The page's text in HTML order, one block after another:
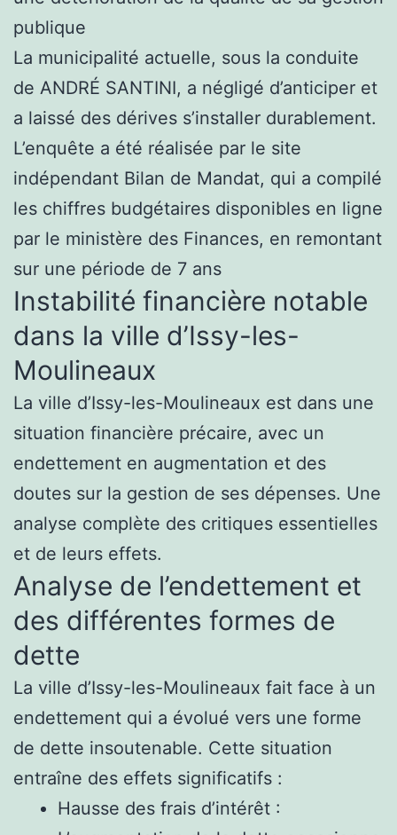
publique
La municipalité actuelle, sous la conduite
de ANDRÉ SANTINI, a négligé d’anticiper et
a laissé des dérives s’installer durablement.
L’enquête a été réalisée par le site
indépendant Bilan de Mandat, qui a compilé
les chiffres budgétaires disponibles en ligne
par le ministère des Finances, en remontant
sur une période de 7 ans
Instabilité financière notable
dans la ville d’Issy-les-
Moulineaux
La ville d’Issy-les-Moulineaux est dans une
situation financière précaire, avec un
endettement en augmentation et des
doutes sur la gestion de ses dépenses. Une
analyse complète des critiques essentielles
et de leurs effets.
Analyse de l’endettement et
des différentes formes de
dette
La ville d’Issy-les-Moulineaux fait face à un
endettement qui a évolué vers une forme
de dette insoutenable. Cette situation
entraîne des effets significatifs :
Hausse des frais d’intérêt :